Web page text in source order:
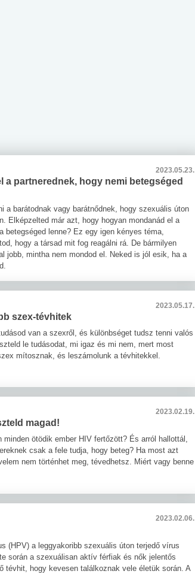
2023.05.23.
a partnerednek, hogy nemi betegséged
a barátodnak vagy barátnődnek, hogy szexuális úton
Elképzelted már azt, hogy hogyan mondanád el a
betegséged lenne? Ez egy igen kényes téma,
hogy a társad mit fog reagálni rá. De bármilyen
jobb, mintha nem mondod el. Neked is jól esik, ha a
2023.05.17.
szex-tévhitek
van a szexről, és különbséget tudsz tenni valós
le tudásodat, mi igaz és mi nem, mert most
mítosznak, és leszámolunk a tévhitekkel.
2023.02.19.
magad!
minden ötödik ember HIV fertőzött? És arról hallottál,
csak a fele tudja, hogy beteg? Ha most azt
nem történhet meg, tévedhetsz. Miért vagy benne
2023.02.06.
(HPV) a leggyakoribb szexuális úton terjedő vírus
során a szexuálisan aktív férfiak és nők jelentős
tévhit, hogy kevesen találkoznak vele életük során. A
középfokú
teszt -
#Suli, munka
Internet-függőség
teszt